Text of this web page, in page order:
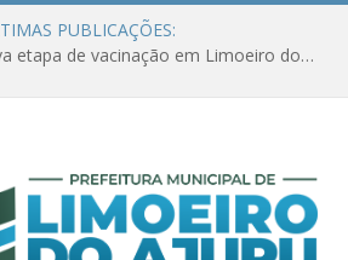
PUBLICAÇÕES:
Amanhã começa nova etapa de vacinação em Limoeiro do Ajuru para idosos com 65 ou mais